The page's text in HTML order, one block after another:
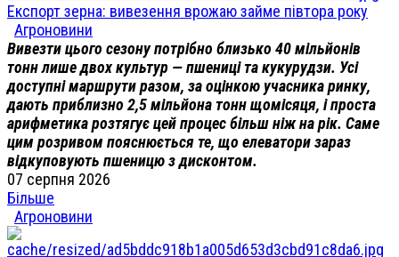
Експорт зерна: вивезення врожаю займе півтора року
Агроновини
Вивезти цього сезону потрібно близько 40 мільйонів
тонн лише двох культур — пшениці та кукурудзи. Усі
доступні маршрути разом, за оцінкою учасника ринку,
дають приблизно 2,5 мільйона тонн щомісяця, і проста
арифметика розтягує цей процес більш ніж на рік. Саме
цим розривом пояснюється те, що елеватори зараз
відкуповують пшеницю з дисконтом.
07 серпня 2026
Більше
Агроновини